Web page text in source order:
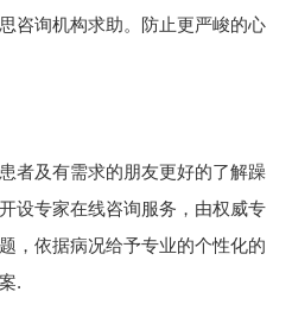
咨询机构求助。防止更严峻的心
者及有需求的朋友更好的了解躁
设专家在线咨询服务，由权威专
，依据病况给予专业的个性化的
.